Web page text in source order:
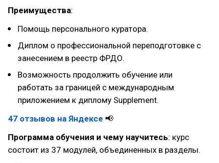
Преимущества:
Помощь персонального куратора.
Диплом о профессиональной переподготовке с
занесением в реестр ФРДО.
Возможность продолжить обучение или
работать за границей с международным
приложением к диплому Supplement.
47 отзывов на Яндексе 📢
Программа обучения и чему научитесь: курс
состоит из 37 модулей, объединенных в разделы.